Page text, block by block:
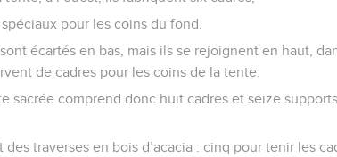
pour les coins du fond.
écartés en bas, mais ils se rejoignent en haut,
de cadres pour les coins de la tente.
sacrée comprend donc huit cadres et seize
des traverses en bois d’acacia : cinq pour tenir les